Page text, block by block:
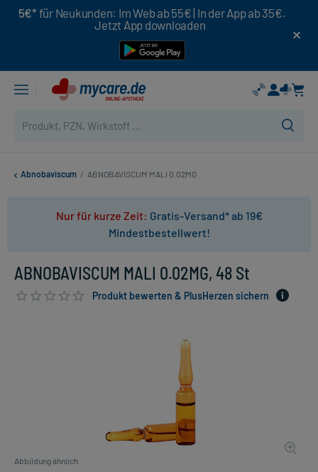
5€* für Neukunden: Im Web ab 55€ | In der App ab 35€.
Jetzt App downloaden
Abnobaviscum / ABNOBAVISCUM MALI 0.02MG
Nur für kurze Zeit: Gratis-Versand* ab 19€
Mindestbestellwert!
ABNOBAVISCUM MALI 0.02MG, 48 St
Produkt bewerten & PlusHerzen sichern
Abbildung ähnlich